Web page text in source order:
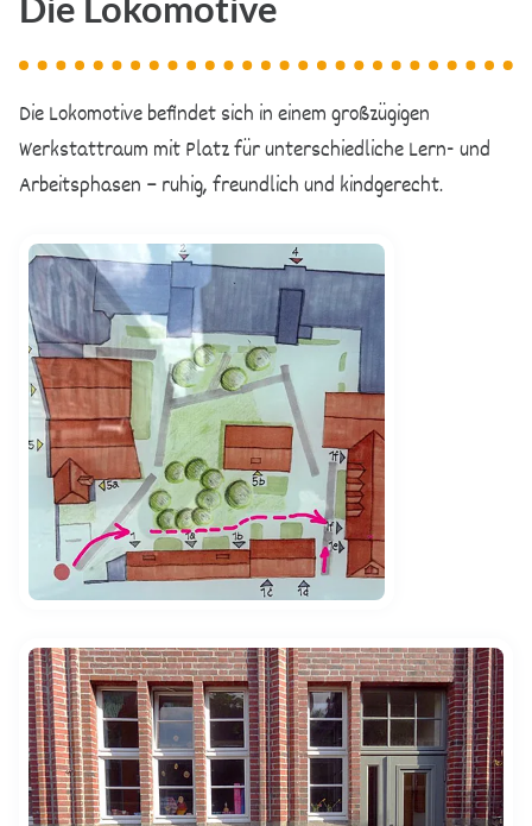
Die Lokomotive befindet sich in einem großzügigen
Werkstattraum mit Platz für unterschiedliche Lern- und
Arbeitsphasen – ruhig, freundlich und kindgerecht.